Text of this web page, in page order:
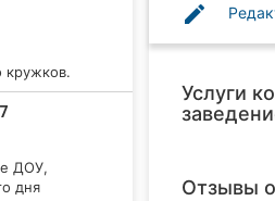
кружков.
ДОУ,
дня
edit
Услуги
Отзывы